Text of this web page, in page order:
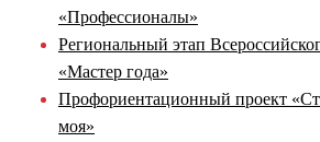
«Профессионалы»
Региональный этап
«Мастер года»
Профориентационный проект
моя»